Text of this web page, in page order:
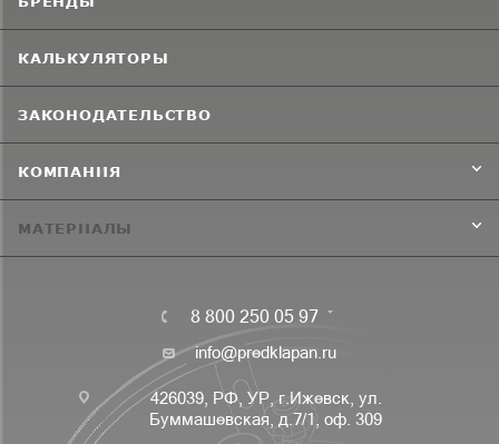
КАЛЬКУЛЯТОРЫ
ЗАКОНОДАТЕЛЬСТВО
КОМПАНИЯ
МАТЕРИАЛЫ
8 800 250 05 97
info@predklapan.ru
426039, РФ, УР, г.Ижевск, ул.
Буммашевская, д.7/1, оф. 309